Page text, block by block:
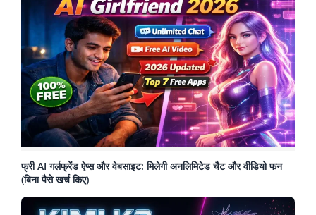
फ्री AI गर्लफ्रेंड ऐप्स और वेबसाइट: मिलेगी अनलिमिटेड चैट और वीडियो फन
(बिना पैसे खर्च किए)